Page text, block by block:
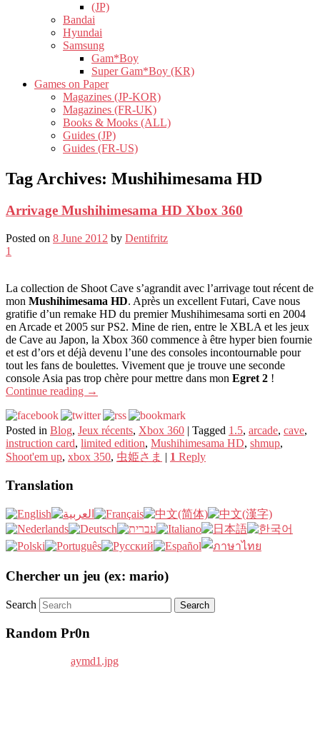
(JP)
Bandai
Hyundai
Samsung
Gam*Boy
Super Gam*Boy (KR)
Games on Paper
Magazines (JP-KOR)
Magazines (FR-UK)
Books & Mooks (ALL)
Guides (JP)
Guides (FR-US)
Tag Archives: Mushihimesama HD
Arrivage Mushihimesama HD Xbox 360
Posted on 8 June 2012 by Dentifritz
1
La collection de Shoot Cave s’agrandit avec l’arrivage tout récent de
mon Mushihimesama HD. Après un excellent Futari, Cave nous
gratifie d’un remake HD du premier Mushihimesama sorti en 2004
en Arcade et 2005 sur PS2. Mine de rien, entre le XBLA et les jeux
de Cave au Japon, la Xbox 360 commence à être hyper bien fournie
et est d’ors et déjà devenu l’une des consoles incontournable pour
tout les fans de boulettes. Vivement que je trouve une seconde
console Asia pas trop chère pour mettre dans mon Egret 2 !
Continue reading →
Posted in Blog, Jeux récents, Xbox 360 | Tagged 1.5, arcade, cave,
instruction card, limited edition, Mushihimesama HD, shmup,
Shoot'em up, xbox 350, 虫姫さま | 1 Reply
Translation
Chercher un jeu (ex: mario)
Search
Random Pr0n